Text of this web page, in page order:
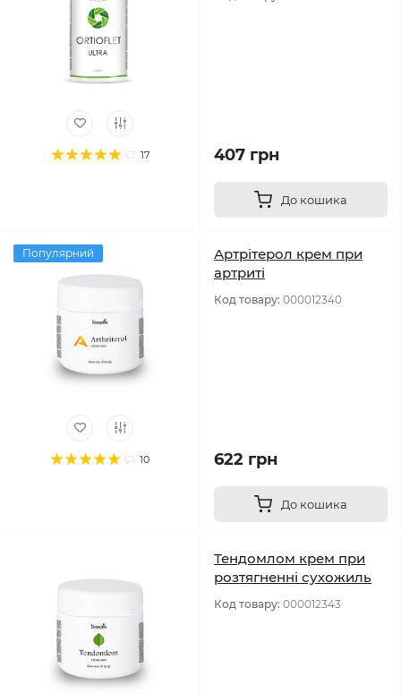
17 407 грн
До кошика
Популярний
10
Артрітерол крем при
артриті
Код товару: 000012340
622 грн
До кошика
Тендомлом крем при
розтягненні сухожиль
Код товару: 000012343